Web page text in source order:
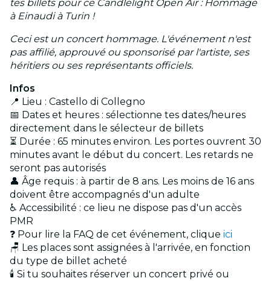
tes billets pour ce Candlelight Open Air : Hommage
à Einaudi à Turin !
Ceci est un concert hommage. L'événement n'est
pas affilié, approuvé ou sponsorisé par l'artiste, ses
héritiers ou ses représentants officiels.
Infos
📍 Lieu : Castello di Collegno
📅 Dates et heures : sélectionne tes dates/heures
directement dans le sélecteur de billets
⏳ Durée : 65 minutes environ. Les portes ouvrent 30
minutes avant le début du concert. Les retards ne
seront pas autorisés
👤 Âge requis : à partir de 8 ans. Les moins de 16 ans
doivent être accompagnés d'un adulte
♿ Accessibilité : ce lieu ne dispose pas d'un accès
PMR
❓ Pour lire la FAQ de cet événement, clique ici
🪑 Les places sont assignées à l'arrivée, en fonction
du type de billet acheté
🕯️ Si tu souhaites réserver un concert privé ou